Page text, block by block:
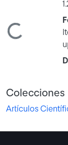
Colecciones
Artículos